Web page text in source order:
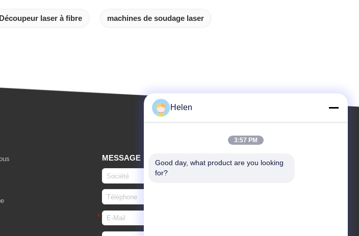
Découpeur laser à fibre machines de soudage laser
MESSAGE
Helen
3:57 PM
Good day, what product are you looking
for?